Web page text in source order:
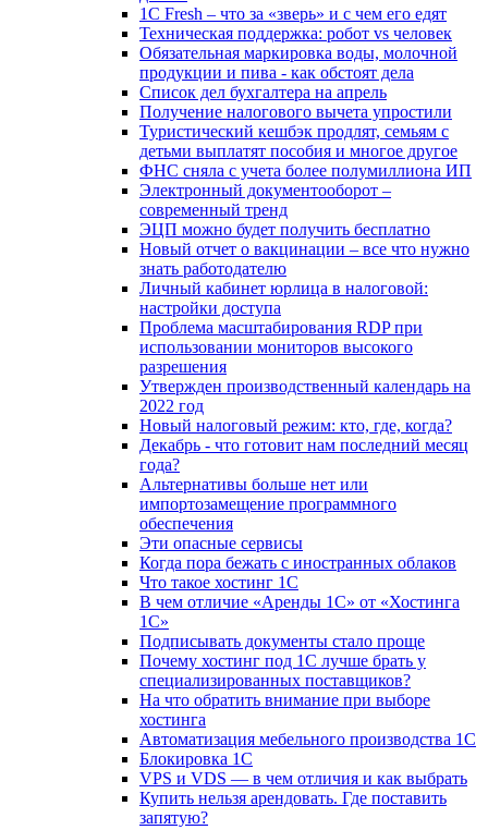
1С Fresh – что за «зверь» и с чем его едят
Техническая поддержка: робот vs человек
Обязательная маркировка воды, молочной
продукции и пива - как обстоят дела
Список дел бухгалтера на апрель
Получение налогового вычета упростили
Туристический кешбэк продлят, семьям с
детьми выплатят пособия и многое другое
ФНС сняла с учета более полумиллиона ИП
Электронный документооборот –
современный тренд
ЭЦП можно будет получить бесплатно
Новый отчет о вакцинации – все что нужно
знать работодателю
Личный кабинет юрлица в налоговой:
настройки доступа
Проблема масштабирования RDP при
использовании мониторов высокого
разрешения
Утвержден производственный календарь на
2022 год
Новый налоговый режим: кто, где, когда?
Декабрь - что готовит нам последний месяц
года?
Альтернативы больше нет или
импортозамещение программного
обеспечения
Эти опасные сервисы
Когда пора бежать с иностранных облаков
Что такое хостинг 1С
В чем отличие «Аренды 1С» от «Хостинга
1С»
Подписывать документы стало проще
Почему хостинг под 1С лучше брать у
специализированных поставщиков?
На что обратить внимание при выборе
хостинга
Автоматизация мебельного производства 1С
Блокировка 1С
VPS и VDS — в чем отличия и как выбрать
Купить нельзя арендовать. Где поставить
запятую?